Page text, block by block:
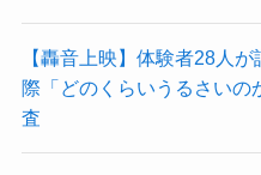
【轟音上映】体験者28人
際「どのくらいうるさいの
査